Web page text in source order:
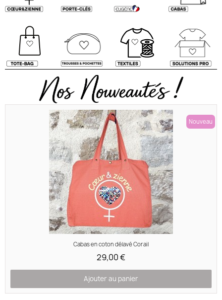
Aperçu rapide
Nouveau
Cabas en coton délavé Corail
29,00 €
Ajouter au panier